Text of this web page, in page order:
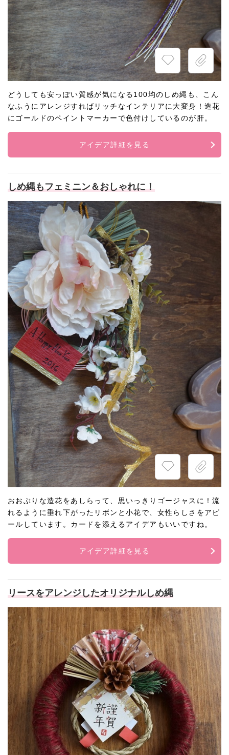
どうしても安っぽい質感が気になる100均のしめ縄も、こん
なふうにアレンジすればリッチなインテリアに大変身！造花
にゴールドのペイントマーカーで色付けしているのが肝。
アイデア詳細を見る
しめ縄もフェミニン＆おしゃれに！
おおぶりな造花をあしらって、思いっきりゴージャスに！流
れるように垂れ下がったリボンと小花で、女性らしさをアピ
ールしています。カードを添えるアイデアもいいですね。
アイデア詳細を見る
リースをアレンジしたオリジナルしめ縄